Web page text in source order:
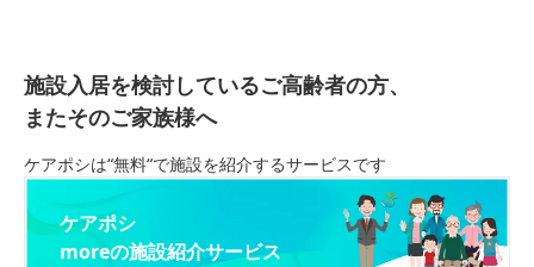
施設入居を検討しているご高齢者の方、
またそのご家族様へ
ケアポシは“無料“で施設を紹介するサービスです
ケアポシ
moreの施設紹介サービス